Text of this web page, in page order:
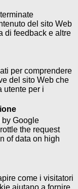
del sito Web
di feedback e altre
per comprendere
del sito Web che
utente per i
Google
the request
of data on high
come i visitatori
aiutano a fornire